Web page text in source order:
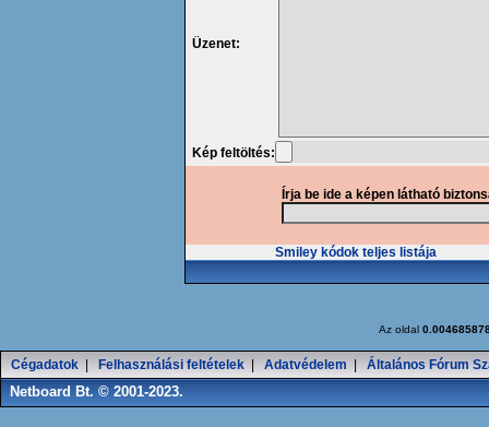
Üzenet:
Kép feltöltés:
Írja be ide a képen látható
Smiley kódok teljes listája
Az oldal
Cégadatok Felhasználási feltételek Adatvédelem Általános Fórum
Netboard Bt. © 2001-2023.